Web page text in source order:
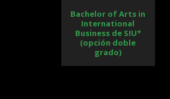
Bachelor of Arts in
International
Business de SIU*
(opción doble
grado)